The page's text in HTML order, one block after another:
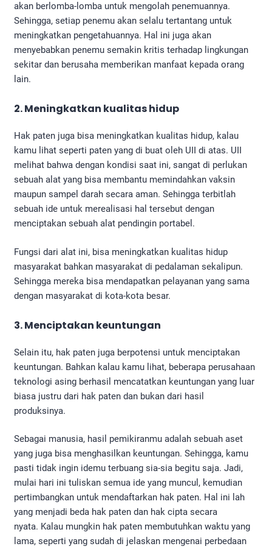
akan berlomba-lomba untuk mengolah penemuannya.
Sehingga, setiap penemu akan selalu tertantang untuk
meningkatkan pengetahuannya. Hal ini juga akan
menyebabkan penemu semakin kritis terhadap lingkungan
sekitar dan berusaha memberikan manfaat kepada orang
lain.
2. Meningkatkan kualitas hidup
Hak paten juga bisa meningkatkan kualitas hidup, kalau
kamu lihat seperti paten yang di buat oleh UII di atas. UII
melihat bahwa dengan kondisi saat ini, sangat di perlukan
sebuah alat yang bisa membantu memindahkan vaksin
maupun sampel darah secara aman. Sehingga terbitlah
sebuah ide untuk merealisasi hal tersebut dengan
menciptakan sebuah alat pendingin portabel.
Fungsi dari alat ini, bisa meningkatkan kualitas hidup
masyarakat bahkan masyarakat di pedalaman sekalipun.
Sehingga mereka bisa mendapatkan pelayanan yang sama
dengan masyarakat di kota-kota besar.
3. Menciptakan keuntungan
Selain itu, hak paten juga berpotensi untuk menciptakan
keuntungan. Bahkan kalau kamu lihat, beberapa perusahaan
teknologi asing berhasil mencatatkan keuntungan yang luar
biasa justru dari hak paten dan bukan dari hasil
produksinya.
Sebagai manusia, hasil pemikiranmu adalah sebuah aset
yang juga bisa menghasilkan keuntungan. Sehingga, kamu
pasti tidak ingin idemu terbuang sia-sia begitu saja. Jadi,
mulai hari ini tuliskan semua ide yang muncul, kemudian
pertimbangkan untuk mendaftarkan hak paten. Hal ini lah
yang menjadi beda hak paten dan hak cipta secara
nyata. Kalau mungkin hak paten membutuhkan waktu yang
lama, seperti yang sudah di jelaskan mengenai perbedaan